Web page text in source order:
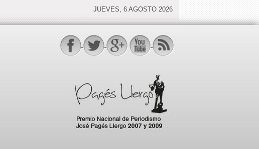
JUEVES, 6 AGOSTO 2026